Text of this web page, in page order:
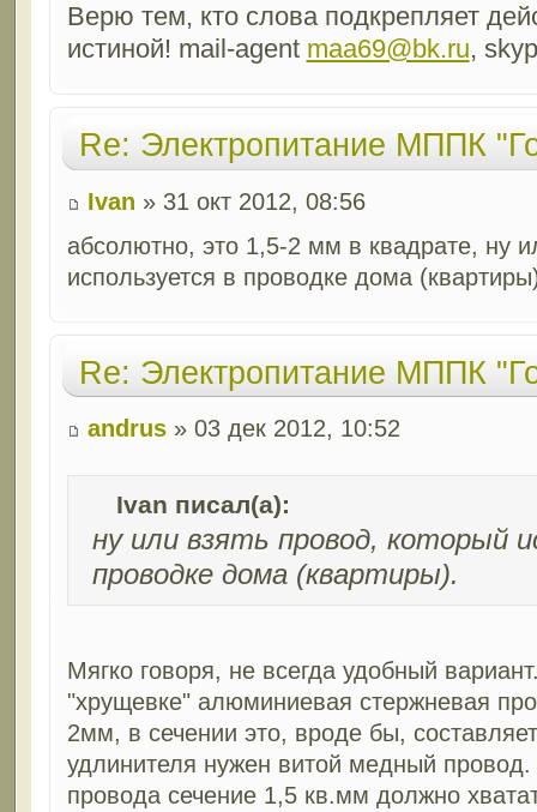
Верю тем, кто слова подкрепляет
истиной! mail-agent maa69@bk.ru,
Re: Электропитание МППК
Ivan » 31 окт 2012, 08:56
абсолютно, это 1,5-2 мм в квадрате, ну
используется в проводке дома
Re: Электропитание МППК
andrus» 03 дек 2012, 10:52
Ivan писал(а):
ну или взять провод, который
проводке дома (квартиры).
Мягко говоря, не всегда удобный
"хрущевке" алюминиевая стержневая
2мм, в сечении это, вроде бы,
удлинителя нужен витой медный
провода сечение 1,5 кв.мм должно